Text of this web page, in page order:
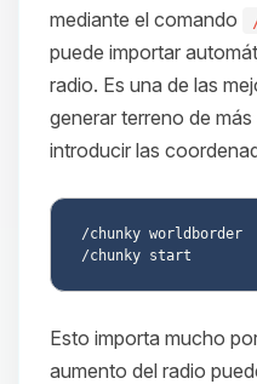
mediante el comando
puede importar
radio. Es una de las
generar terreno de
introducir las
/chunky worldborder
Esto importa mucho
aumento del radio